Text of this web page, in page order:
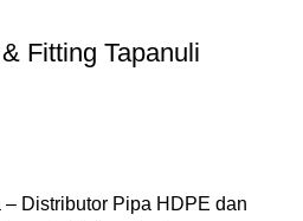
Fitting Tapanuli
Distributor Pipa HDPE dan